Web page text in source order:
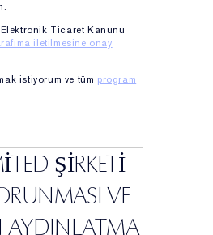
Regenerating
Ticaret Kanunu
iletilmesine onay
istiyorum ve tüm program
ŞİRKETİ
VE
AYDINLATMA